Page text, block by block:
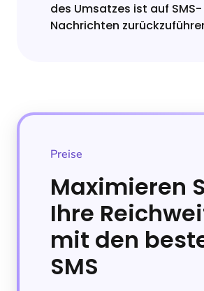
des Umsatzes ist auf SMS-
Nachrichten
Preise
Maximieren
Ihre
mit den
SMS